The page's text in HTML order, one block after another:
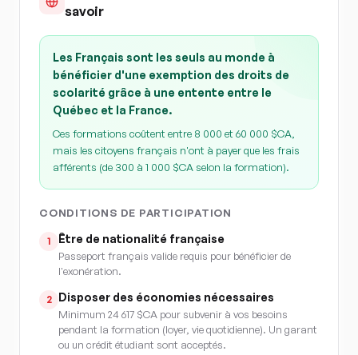
savoir
Les Français sont les seuls au monde à
bénéficier d'une exemption des droits de
scolarité grâce à une entente entre le
Québec et la France.
Ces formations coûtent entre 8 000 et 60 000 $CA,
mais les citoyens français n'ont à payer que les frais
afférents (de 300 à 1 000 $CA selon la formation).
CONDITIONS DE PARTICIPATION
1 Être de nationalité française
Passeport français valide requis pour bénéficier de
l'exonération.
2 Disposer des économies nécessaires
Minimum 24 617 $CA pour subvenir à vos besoins
pendant la formation (loyer, vie quotidienne). Un garant
ou un crédit étudiant sont acceptés.